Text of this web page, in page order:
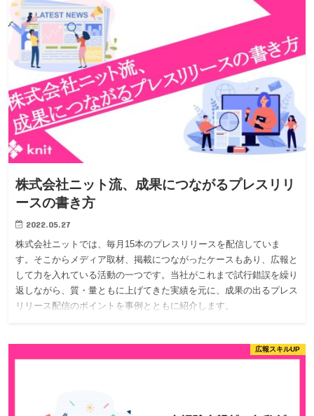
株式会社ニット流、成果につながるプレスリリ
ースの書き方
2022.05.27
株式会社ニットでは、毎月15本のプレスリリースを配信していま
す。そこからメディア取材、掲載につながったケースもあり、広報と
して力を入れている活動の一つです。当社がこれまで試行錯誤を繰り
返しながら、質・量ともに上げてきた実績を元に、成果の出るプレス
リリース配信のポイントを事例とともに紹介します。
広報スキルUP